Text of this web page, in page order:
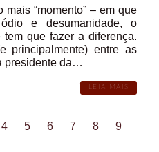
mais “momento” – em que
e desumanidade, o
que fazer a diferença.
principalmente) entre as
presidente da…
LEIA MAIS
4 5 6 7 8
9